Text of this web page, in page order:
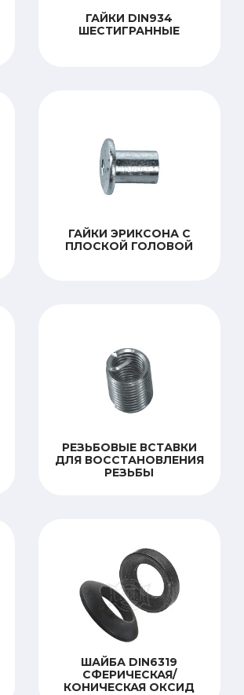
ГАЙКИ DIN934
ШЕСТИГРАННЫЕ
ГАЙКИ ЭРИКСОНА С
ПЛОСКОЙ ГОЛОВОЙ
РЕЗЬБОВЫЕ ВСТАВКИ
ДЛЯ ВОССТАНОВЛЕНИЯ
РЕЗЬБЫ
ШАЙБА DIN6319
СФЕРИЧЕСКАЯ/
КОНИЧЕСКАЯ ОКСИД